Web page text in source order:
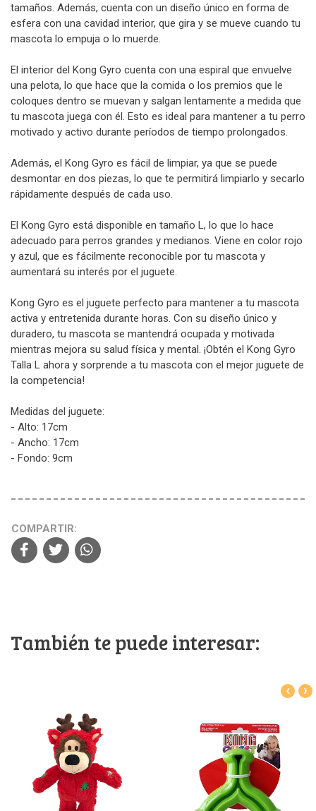
tamaños. Además, cuenta con un diseño único en forma de
esfera con una cavidad interior, que gira y se mueve cuando tu
mascota lo empuja o lo muerde.
El interior del Kong Gyro cuenta con una espiral que envuelve
una pelota, lo que hace que la comida o los premios que le
coloques dentro se muevan y salgan lentamente a medida que
tu mascota juega con él. Esto es ideal para mantener a tu perro
motivado y activo durante períodos de tiempo prolongados.
Además, el Kong Gyro es fácil de limpiar, ya que se puede
desmontar en dos piezas, lo que te permitirá limpiarlo y secarlo
rápidamente después de cada uso.
El Kong Gyro está disponible en tamaño L, lo que lo hace
adecuado para perros grandes y medianos. Viene en color rojo
y azul, que es fácilmente reconocible por tu mascota y
aumentará su interés por el juguete.
Kong Gyro es el juguete perfecto para mantener a tu mascota
activa y entretenida durante horas. Con su diseño único y
duradero, tu mascota se mantendrá ocupada y motivada
mientras mejora su salud física y mental. ¡Obtén el Kong Gyro
Talla L ahora y sorprende a tu mascota con el mejor juguete de
la competencia!
Medidas del juguete:
- Alto: 17cm
- Ancho: 17cm
- Fondo: 9cm
COMPARTIR:
También te puede interesar:
‹ ›